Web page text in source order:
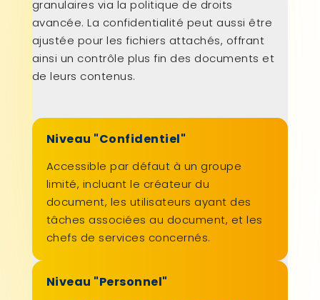
granulaires via la politique de droits
avancée. La confidentialité peut aussi être
ajustée pour les fichiers attachés, offrant
ainsi un contrôle plus fin des documents et
de leurs contenus.
Niveau "Confidentiel"
Accessible par défaut à un groupe
limité, incluant le créateur du
document, les utilisateurs ayant des
tâches associées au document, et les
chefs de services concernés.
Niveau "Personnel"